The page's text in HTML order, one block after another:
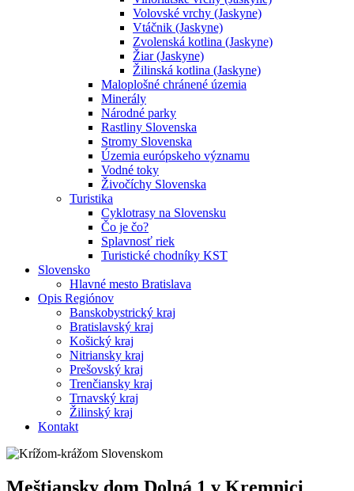
Volovské vrchy (Jaskyne)
Vtáčnik (Jaskyne)
Zvolenská kotlina (Jaskyne)
Žiar (Jaskyne)
Žilinská kotlina (Jaskyne)
Maloplošné chránené územia
Minerály
Národné parky
Rastliny Slovenska
Stromy Slovenska
Územia európskeho významu
Vodné toky
Živočíchy Slovenska
Turistika
Cyklotrasy na Slovensku
Čo je čo?
Splavnosť riek
Turistické chodníky KST
Slovensko
Hlavné mesto Bratislava
Opis Regiónov
Banskobystrický kraj
Bratislavský kraj
Košický kraj
Nitriansky kraj
Prešovský kraj
Trenčiansky kraj
Trnavský kraj
Žilinský kraj
Kontakt
Meštiansky dom Dolná 1 v Kremnici